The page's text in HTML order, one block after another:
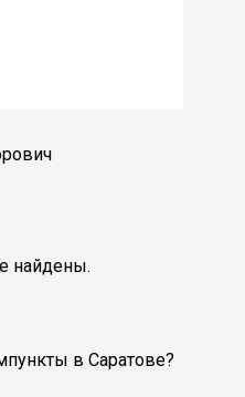
найдены.
в Саратове?